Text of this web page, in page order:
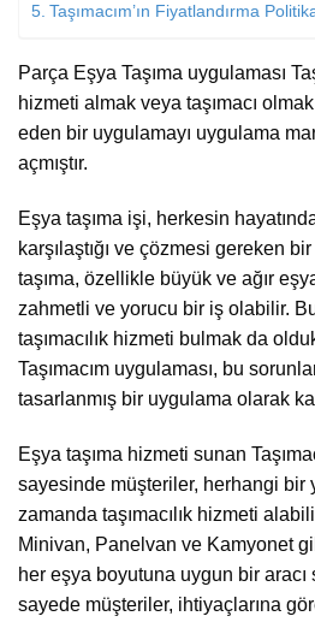
Taşımacım’ın Fiyatlandırma
Parça Eşya Taşıma uygulaması
hizmeti almak veya taşımacı
eden bir uygulamayı uygulama
açmıştır.
Eşya taşıma işi, herkesin
karşılaştığı ve çözmesi gereken
taşıma, özellikle büyük ve ağır
zahmetli ve yorucu bir iş olabilir.
taşımacılık hizmeti bulmak da
Taşımacım uygulaması, bu
tasarlanmış bir uygulama olarak
Eşya taşıma hizmeti sunan
sayesinde müşteriler, herhangi bir
zamanda taşımacılık hizmeti
Minivan, Panelvan ve Kamyonet
her eşya boyutuna uygun bir
sayede müşteriler, ihtiyaçlarına